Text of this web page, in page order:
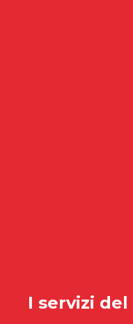
I servizi del